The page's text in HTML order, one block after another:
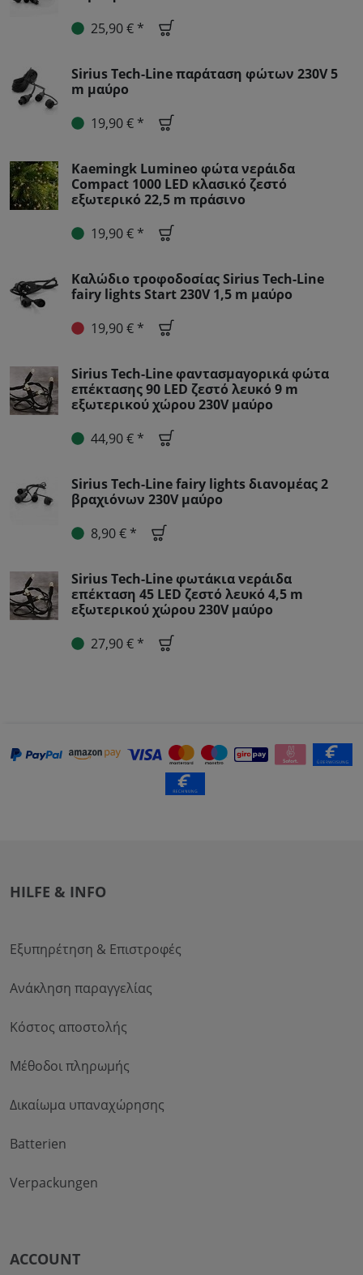
25,90 € *
Sirius Tech-Line παράταση φώτων 230V 5
m μαύρο
19,90 € *
Kaemingk Lumineo φώτα νεράιδα
Compact 1000 LED κλασικό ζεστό
εξωτερικό 22,5 m πράσινο
19,90 € *
Καλώδιο τροφοδοσίας Sirius Tech-Line
fairy lights Start 230V 1,5 m μαύρο
19,90 € *
Sirius Tech-Line φαντασμαγορικά φώτα
επέκτασης 90 LED ζεστό λευκό 9 m
εξωτερικού χώρου 230V μαύρο
44,90 € *
Sirius Tech-Line fairy lights διανομέας 2
βραχιόνων 230V μαύρο
8,90 € *
Sirius Tech-Line φωτάκια νεράιδα
επέκταση 45 LED ζεστό λευκό 4,5 m
εξωτερικού χώρου 230V μαύρο
27,90 € *
HILFE & INFO
Εξυπηρέτηση & Επιστροφές
Ανάκληση παραγγελίας
Κόστος αποστολής
Μέθοδοι πληρωμής
Δικαίωμα υπαναχώρησης
Batterien
Verpackungen
ACCOUNT